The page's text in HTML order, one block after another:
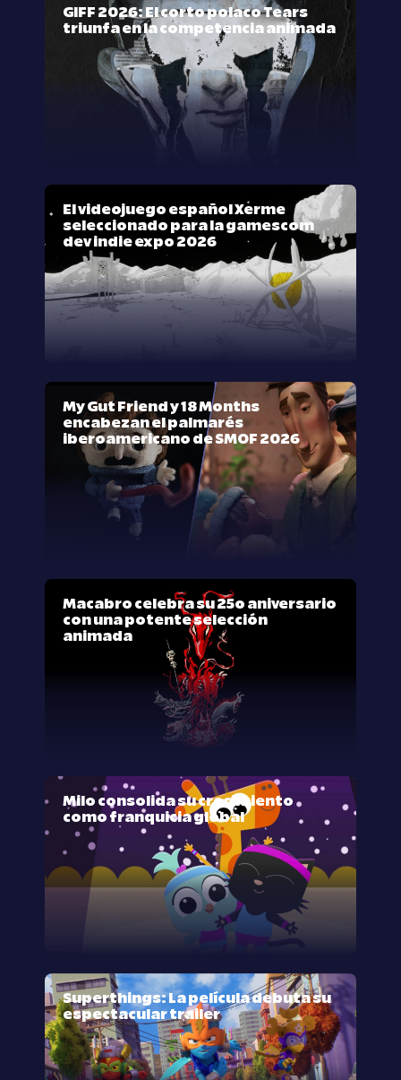
GIFF 2026: El corto polaco Tears
triunfa en la competencia animada
El videojuego español Xerme
seleccionado para la gamescom
dev indie expo 2026
My Gut Friend y 18 Months
encabezan el palmarés
iberoamericano de SMOF 2026
Macabro celebra su 25º aniversario
con una potente selección
animada
Milo consolida su crecimiento
como franquicia global
Superthings: La película debuta su
espectacular trailer